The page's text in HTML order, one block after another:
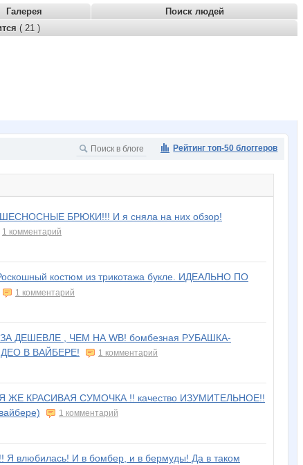
Галерея
Поиск людей
( 21 )
Рейтинг топ-50 блоггеров
БРЮКИ!!! И я сняла на них обзор!
1 комментарий
костюм из трикотажа букле. ИДЕАЛЬНО ПО
1 комментарий
ДЕШЕВЛЕ , ЧЕМ НА WB! бомбезная РУБАШКА-
В ВАЙБЕРЕ!
1 комментарий
ЖЕ КРАСИВАЯ СУМОЧКА !! качество ИЗУМИТЕЛЬНОЕ!!
1 комментарий
влюбилась! И в бомбер, и в бермуды! Да в таком